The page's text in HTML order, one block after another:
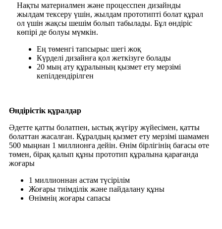
Нақты материалмен және процесспен дизайнды
жылдам тексеру үшін, жылдам прототипті болат құрал
ол үшін жақсы шешім болып табылады. Бұл өндіріс
көпірі де болуы мүмкін.
Ең төменгі тапсырыс шегі жоқ
Күрделі дизайнға қол жеткізуге болады
20 мың ату құралының қызмет ету мерзімі
кепілдендірілген
Өндірістік құралдар
Әдетте қатты болатпен, ыстық жүгіру жүйесімен, қатты
болаттан жасалған. Құралдың қызмет ету мерзімі шамамен
500 мыңнан 1 миллионға дейін. Өнім бірлігінің бағасы өте
төмен, бірақ қалып құны прототип құралына қарағанда
жоғары
1 миллионнан астам түсірілім
Жоғары тиімділік және пайдалану құны
Өнімнің жоғары сапасы